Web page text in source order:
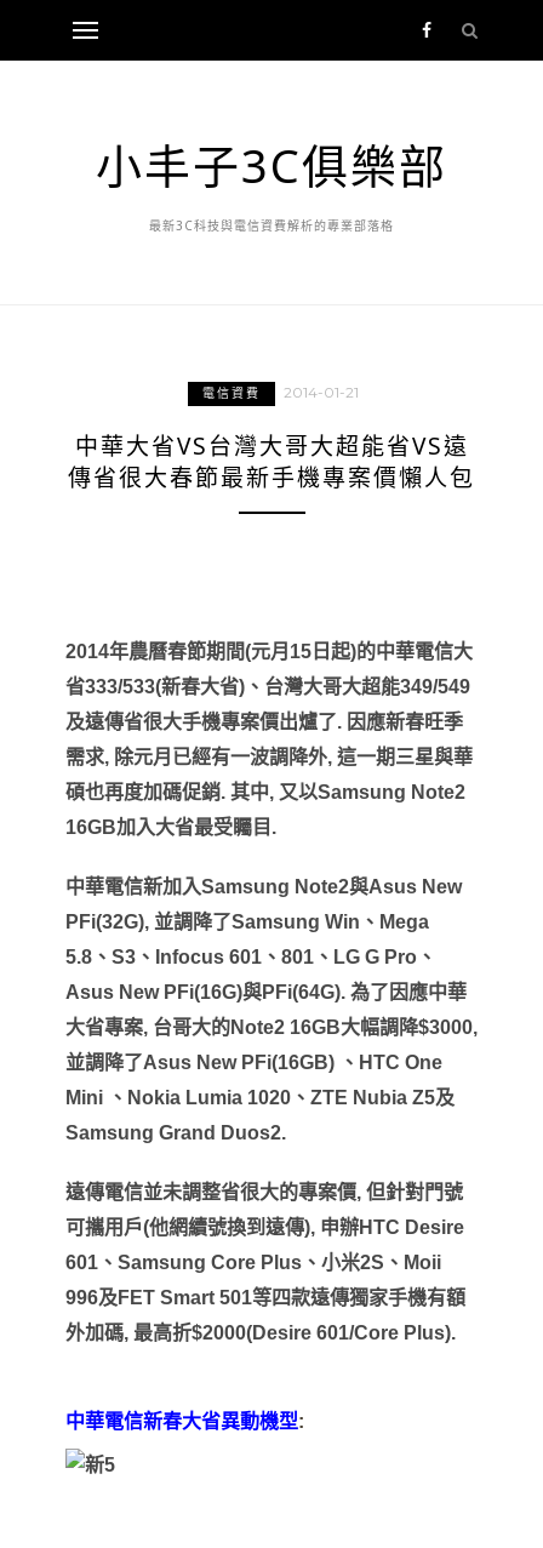
小丰子3C俱樂部
最新3C科技與電信資費解析的專業部落格
電信資費 2014-01-21
中華大省VS台灣大哥大超能省VS遠
傳省很大春節最新手機專案價懶人包
2014年農曆春節期間(元月 15 日起)的中華電信大
省333/533(新春大省) 、台灣大哥大超能349/549
及遠傳省很大手機專案價出爐了. 因應新春旺季
需求, 除元月已經有一波調降外, 這一期三星與華
碩也再度加碼促銷. 其中, 又以Samsung Note2
16GB加入大省最受矚目 .
中華電信新加入Samsung Note2與Asus New
PFi(32G), 並調降了Samsung Win 、 Mega
5.8 、 S3 、 Infocus 601 、 801 、 LG G Pro 、
Asus New PFi(16G)與PFi(64G). 為了因應中華
大省專案, 台哥大的Note2 16GB大幅調降$3000,
並調降了Asus New PFi(16GB) 、 HTC One
Mini 、 Nokia Lumia 1020 、 ZTE Nubia Z5及
Samsung Grand Duos2.
遠傳電信並未調整省很大的專案價, 但針對門號
可攜用戶(他網續號換到遠傳), 申辦HTC Desire
601 、 Samsung Core Plus 、小米2S 、 Moii
996及 FET Smart 501等四款遠傳獨家手機有額
外加碼, 最高折$2000(Desire 601/Core Plus).
中華電信新春大省異動機型: